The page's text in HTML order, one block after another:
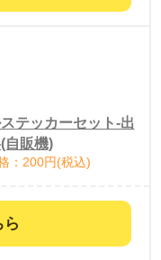
テッカーセット-出
販機)
：200円(税込)
ら